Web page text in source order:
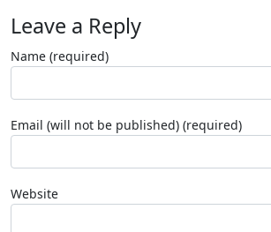
Leave a Reply
Name (required)
Email (will not be published) (required)
Website